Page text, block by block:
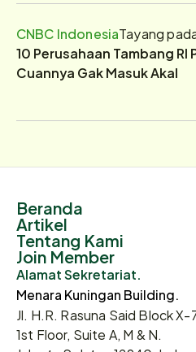
CNBC IndonesiaTayang
10 Perusahaan Tambang RI
Cuannya Gak Masuk Akal
Beranda
Artikel
Tentang Kami
Join Member
Alamat Sekretariat.
Menara Kuningan Building.
Jl. H.R. Rasuna Said Block X-
1st Floor, Suite A, M & N.